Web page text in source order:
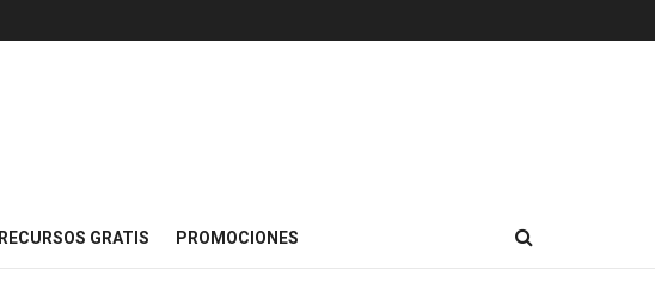
RECURSOS GRATIS PROMOCIONES